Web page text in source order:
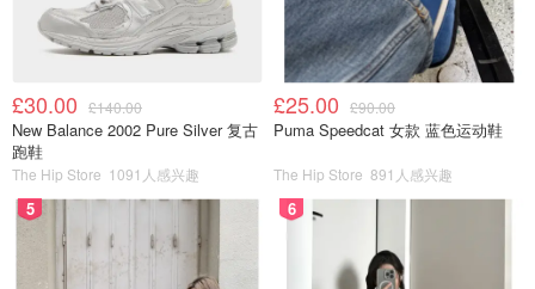
£30.00 £140.00
New Balance 2002 Pure Silver 复古
跑鞋
The Hip Store 1091人感兴趣
£25.00 £90.00
Puma Speedcat 女款 蓝色运动鞋
The Hip Store 891人感兴趣
5 6